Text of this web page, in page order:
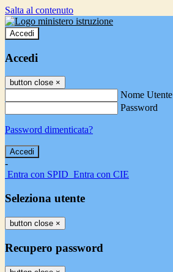
Salta al contenuto
Accedi
Accedi
button close ×
Nome Utente
Password
Password dimenticata?
-
Entra con SPID Entra con CIE
Seleziona utente
button close ×
Recupero password